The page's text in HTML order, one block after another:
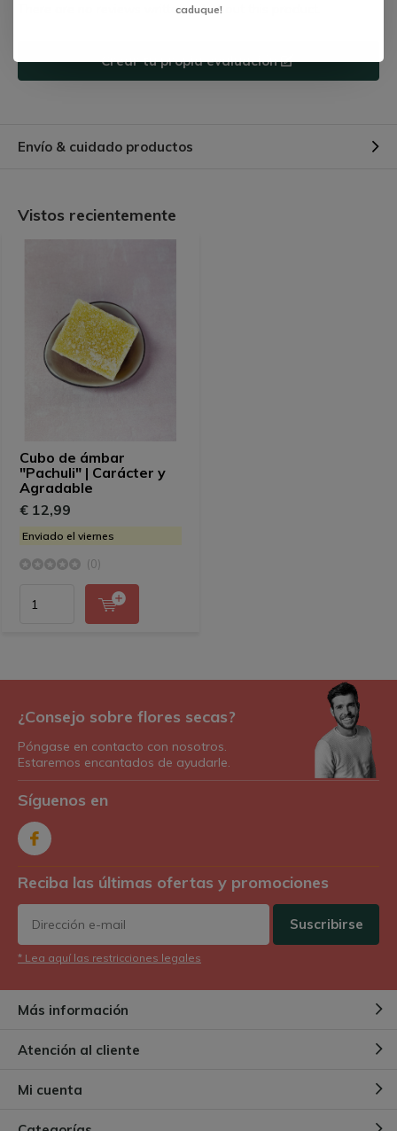
There are no reviews written yet about this product.
Crear tu propia evaluación
Envío & cuidado productos
Vistos recientemente
Cubo de ámbar
"Pachuli" | Carácter y
Agradable
€ 12,99
Enviado el viernes
(0)
¿Consejo sobre flores secas?
Póngase en contacto con nosotros.
Estaremos encantados de ayudarle.
Síguenos en
Reciba las últimas ofertas y promociones
Suscribirse
* Lea aquí las restricciones legales
Más información
Atención al cliente
Mi cuenta
caduque!